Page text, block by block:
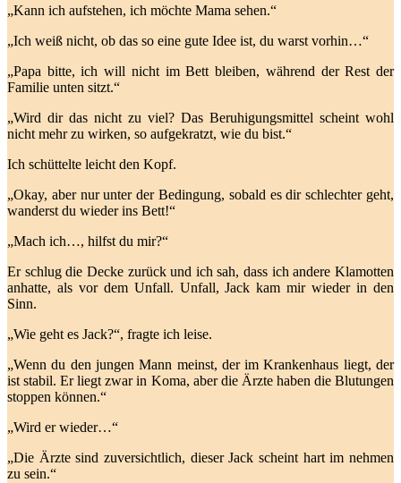
„Kann ich aufstehen, ich möchte Mama sehen.“
„Ich weiß nicht, ob das so eine gute Idee ist, du warst vorhin…“
„Papa bitte, ich will nicht im Bett bleiben, während der Rest der
Familie unten sitzt.“
„Wird dir das nicht zu viel? Das Beruhigungsmittel scheint wohl
nicht mehr zu wirken, so aufgekratzt, wie du bist.“
Ich schüttelte leicht den Kopf.
„Okay, aber nur unter der Bedingung, sobald es dir schlechter geht,
wanderst du wieder ins Bett!“
„Mach ich…, hilfst du mir?“
Er schlug die Decke zurück und ich sah, dass ich andere Klamotten
anhatte, als vor dem Unfall. Unfall, Jack kam mir wieder in den
Sinn.
„Wie geht es Jack?“, fragte ich leise.
„Wenn du den jungen Mann meinst, der im Krankenhaus liegt, der
ist stabil. Er liegt zwar in Koma, aber die Ärzte haben die Blutungen
stoppen können.“
„Wird er wieder…“
„Die Ärzte sind zuversichtlich, dieser Jack scheint hart im nehmen
zu sein.“